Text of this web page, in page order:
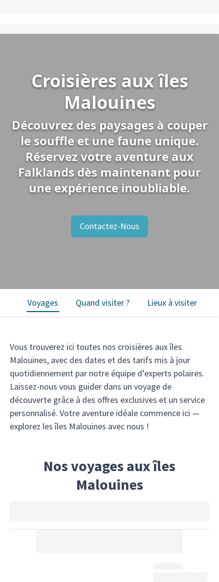
Croisières aux îles
Malouines
Découvrez des paysages à couper
le souffle et une faune unique.
Réservez votre aventure aux
Falklands dès maintenant pour
une expérience inoubliable.
Contactez-Nous
Voyages Quand visiter ? Lieux à visiter
Vous trouverez ici toutes nos croisières aux îles
Malouines, avec des dates et des tarifs mis à jour
quotidiennement par notre équipe d’experts polaires.
Laissez-nous vous guider dans un voyage de
découverte grâce à des offres exclusives et un service
personnalisé. Votre aventure idéale commence ici —
explorez les îles Malouines avec nous !
Nos voyages aux îles
Malouines